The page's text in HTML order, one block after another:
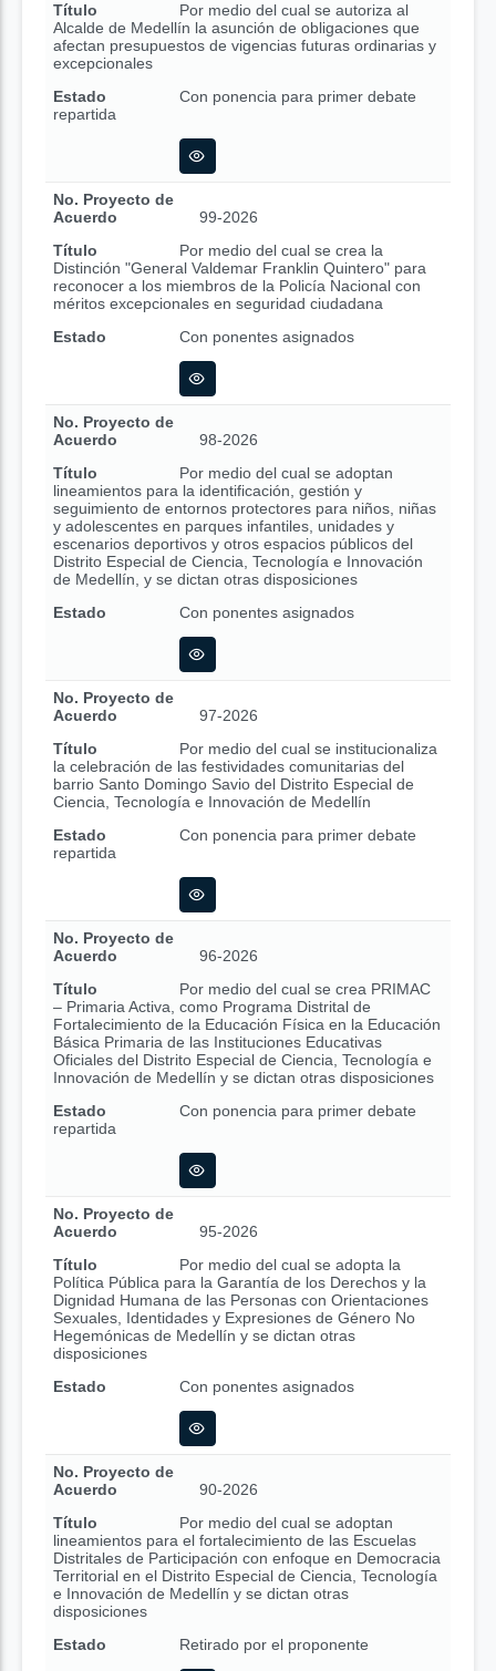
Título
Por medio del cual se autoriza al
Alcalde de Medellín la asunción de obligaciones que
afectan presupuestos de vigencias futuras ordinarias y
excepcionales
Estado
Con ponencia para primer debate
repartida
No. Proyecto de
Acuerdo
99-2026
Título
Por medio del cual se crea la
Distinción "General Valdemar Franklin Quintero" para
reconocer a los miembros de la Policía Nacional con
méritos excepcionales en seguridad ciudadana
Estado
Con ponentes asignados
No. Proyecto de
Acuerdo
98-2026
Título
Por medio del cual se adoptan
lineamientos para la identificación, gestión y
seguimiento de entornos protectores para niños, niñas
y adolescentes en parques infantiles, unidades y
escenarios deportivos y otros espacios públicos del
Distrito Especial de Ciencia, Tecnología e Innovación
de Medellín, y se dictan otras disposiciones
Estado
Con ponentes asignados
No. Proyecto de
Acuerdo
97-2026
Título
Por medio del cual se institucionaliza
la celebración de las festividades comunitarias del
barrio Santo Domingo Savio del Distrito Especial de
Ciencia, Tecnología e Innovación de Medellín
Estado
Con ponencia para primer debate
repartida
No. Proyecto de
Acuerdo
96-2026
Título
Por medio del cual se crea PRIMAC
– Primaria Activa, como Programa Distrital de
Fortalecimiento de la Educación Física en la Educación
Básica Primaria de las Instituciones Educativas
Oficiales del Distrito Especial de Ciencia, Tecnología e
Innovación de Medellín y se dictan otras disposiciones
Estado
Con ponencia para primer debate
repartida
No. Proyecto de
Acuerdo
95-2026
Título
Por medio del cual se adopta la
Política Pública para la Garantía de los Derechos y la
Dignidad Humana de las Personas con Orientaciones
Sexuales, Identidades y Expresiones de Género No
Hegemónicas de Medellín y se dictan otras
disposiciones
Estado
Con ponentes asignados
No. Proyecto de
Acuerdo
90-2026
Título
Por medio del cual se adoptan
lineamientos para el fortalecimiento de las Escuelas
Distritales de Participación con enfoque en Democracia
Territorial en el Distrito Especial de Ciencia, Tecnología
e Innovación de Medellín y se dictan otras
disposiciones
Estado
Retirado por el proponente